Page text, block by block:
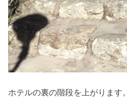
ホテルの裏の階段を上がります。